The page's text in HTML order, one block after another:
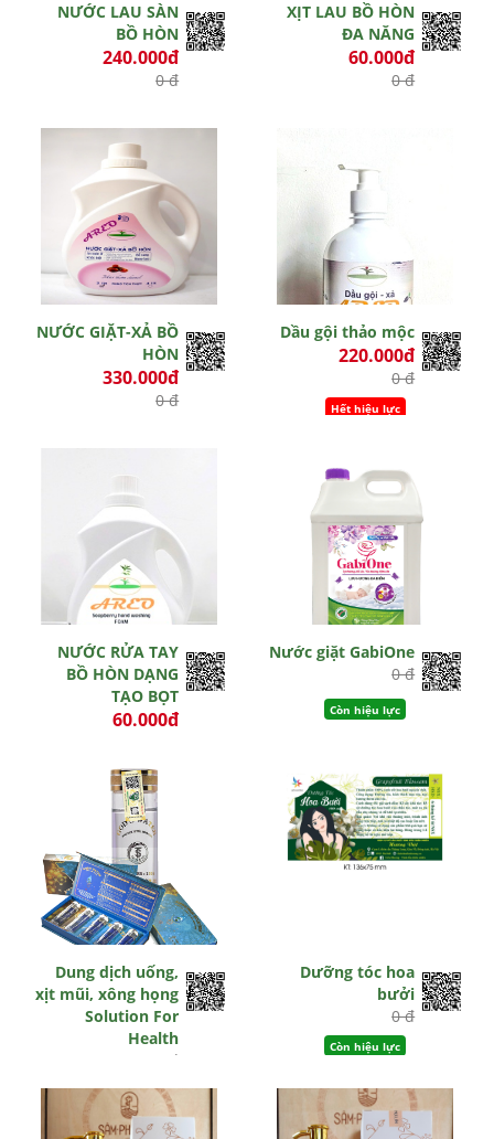
NƯỚC LAU SÀN
BỒ HÒN
240.000đ
0 đ
XỊT LAU BỒ HÒN
ĐA NĂNG
60.000đ
0 đ
NƯỚC GIẶT-XẢ BỒ
HÒN
330.000đ
0 đ
Dầu gội thảo mộc
220.000đ
0 đ
Hết hiệu lực
NƯỚC RỬA TAY
BỒ HÒN DẠNG
TẠO BỌT
60.000đ
Hết hiệu lực
Nước giặt GabiOne
0 đ
Còn hiệu lực
Dung dịch uống,
xịt mũi, xông họng
Solution For
Health
0 đ
Còn hiệu lực
Dưỡng tóc hoa
bưởi
0 đ
Còn hiệu lực